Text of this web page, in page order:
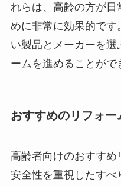
れらは、高齢の方が
めに非常に効果的で
い製品とメーカーを選
ームを進めることがで
おすすめのリフォ
高齢者向けのおすすめ
安全性を重視したす